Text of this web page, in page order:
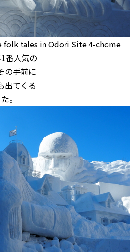
folk tales in Odori Site 4-chome
番人気の
の手前に
出てくる
。